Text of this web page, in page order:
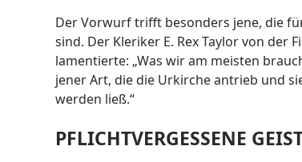
Der Vorwurf trifft besonders jene, die
sind. Der Kleriker E. Rex Taylor von der
lamentierte: „Was wir am meisten
jener Art, die die Urkirche antrieb und
werden ließ.“
PFLICHTVERGESSENE